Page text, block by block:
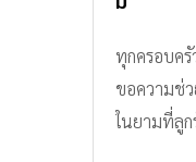
ทุกครอบค
ขอความช่
ในยามที่ลู